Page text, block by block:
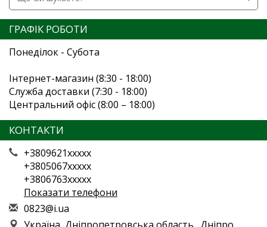
ГРАФІК РОБОТИ
Понеділок - Субота
Інтернет-магазин (8:30 - 18:00)
Служба доставки (7:30 - 18:00)
Центральний офіс (8:00 – 18:00)
КОНТАКТИ
+3809621xxxxx
+3805067xxxxx
+3806763xxxxx
Показати телефони
0823@i.ua
Україна, Дніпропетровська область., Дніпро,